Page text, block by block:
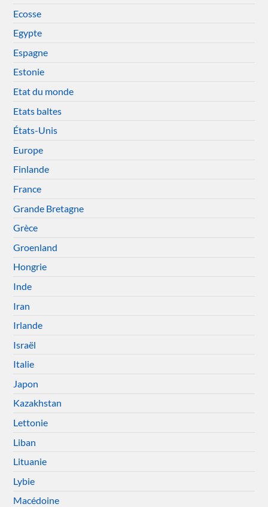
Ecosse
Egypte
Espagne
Estonie
Etat du monde
Etats baltes
États-Unis
Europe
Finlande
France
Grande Bretagne
Grèce
Groenland
Hongrie
Inde
Iran
Irlande
Israël
Italie
Japon
Kazakhstan
Lettonie
Liban
Lituanie
Lybie
Macédoine